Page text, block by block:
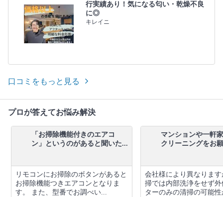
行実績あり！気になる匂い・乾燥不良
に◎
キレイニ
口コミをもっと見る
プロが答えてお悩み解決
「お掃除機能付きのエアコ
ン」というのがあると聞いた...
リモコンにお掃除のボタンがあると
お掃除機能つきエアコンとなりま
す。 また、型番でお調べい...
マンションや一軒
クリーニングをお
会社様により異なりま
掃では内部洗浄をせず
ターのみの清掃の可能